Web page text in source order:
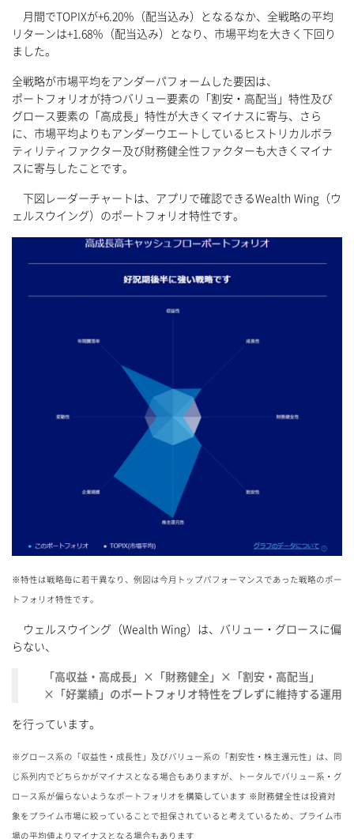
月間でTOPIXが+6.20％（配当込み）となるなか、全戦略の平均
リターンは+1.68％（配当込み）となり、市場平均を大きく下回り
ました。
全戦略が市場平均をアンダーパフォームした要因は、
ポートフォリオが持つバリュー要素の「割安・高配当」特性及び
グロース要素の「高成長」特性が大きくマイナスに寄与、さら
に、市場平均よりもアンダーウエートしているヒストリカルボラ
ティリティファクター及び財務健全性ファクターも大きくマイナ
スに寄与したことです。
下図レーダーチャートは、アプリで確認できるWealth Wing（ウ
ェルスウイング）のポートフォリオ特性です。
※特性は戦略毎に若干異なり、例図は今月トップパフォーマンスであった戦略のポー
トフォリオ特性です。
ウェルスウイング（Wealth Wing）は、バリュー・グロースに偏
らない、
「高収益・高成長」×「財務健全」×「割安・高配当」
×「好業績」のポートフォリオ特性をブレずに維持する運用
を行っています。
※グロース系の「収益性・成長性」及びバリュー系の「割安性・株主還元性」は、同
じ系列内でどちらかがマイナスとなる場合もありますが、トータルでバリュー系・グ
ロース系が偏らないようなポートフォリオを構築しています ※財務健全性は投資対
象をプライム市場に絞っていることで担保されていると考えているため、プライム市
場の平均値よりマイナスとなる場合もあります